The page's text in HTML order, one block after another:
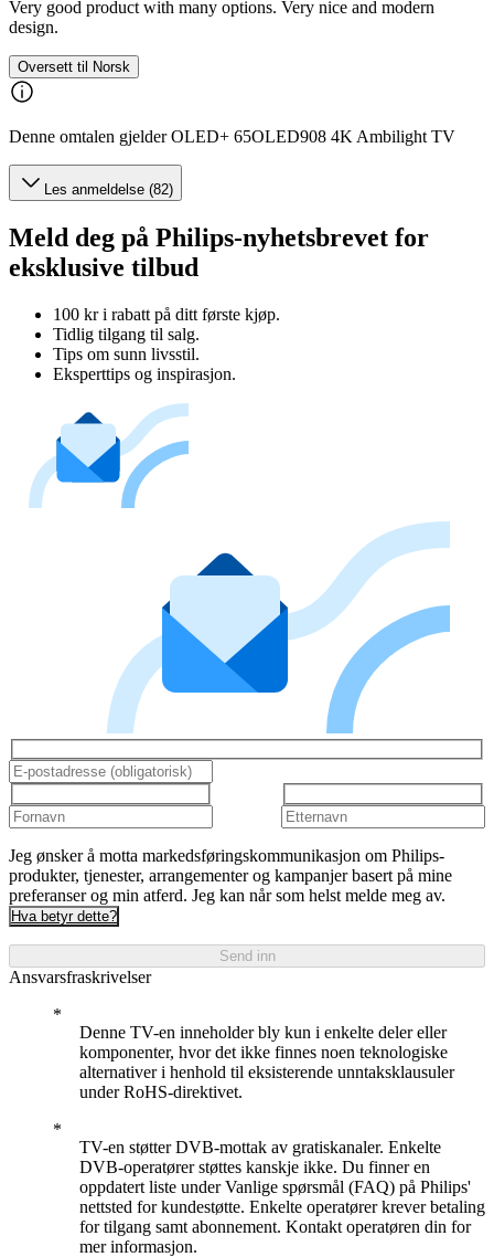
Very good product with many options. Very nice and modern
design.
Oversett til Norsk
Denne omtalen gjelder OLED+ 65OLED908 4K Ambilight TV
Les anmeldelse (82)
Meld deg på Philips-nyhetsbrevet for
eksklusive tilbud
100 kr i rabatt på ditt første kjøp.
Tidlig tilgang til salg.
Tips om sunn livsstil.
Eksperttips og inspirasjon.
Jeg ønsker å motta markedsføringskommunikasjon om Philips-
produkter, tjenester, arrangementer og kampanjer basert på mine
preferanser og min atferd. Jeg kan når som helst melde meg av.
Hva betyr dette?
Send inn
Ansvarsfraskrivelser
Denne TV-en inneholder bly kun i enkelte deler eller
komponenter, hvor det ikke finnes noen teknologiske
alternativer i henhold til eksisterende unntaksklausuler
under RoHS-direktivet.
TV-en støtter DVB-mottak av gratiskanaler. Enkelte
DVB-operatører støttes kanskje ikke. Du finner en
oppdatert liste under Vanlige spørsmål (FAQ) på Philips'
nettsted for kundestøtte. Enkelte operatører krever betaling
for tilgang samt abonnement. Kontakt operatøren din for
mer informasjon.